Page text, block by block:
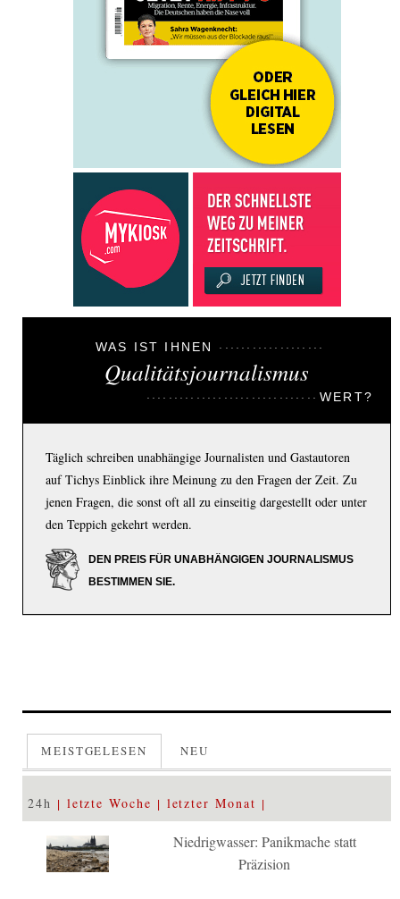
WAS IST IHNEN
Qualitätsjournalismus
WERT?
Täglich schreiben unabhängige Journalisten und Gastautoren
auf Tichys Einblick ihre Meinung zu den Fragen der Zeit. Zu
jenen Fragen, die sonst oft all zu einseitig dargestellt oder unter
den Teppich gekehrt werden.
DEN PREIS FÜR UNABHÄNGIGEN JOURNALISMUS
BESTIMMEN SIE.
MEISTGELESEN NEU
24h letzte Woche letzter Monat
Niedrigwasser: Panikmache statt
Präzision